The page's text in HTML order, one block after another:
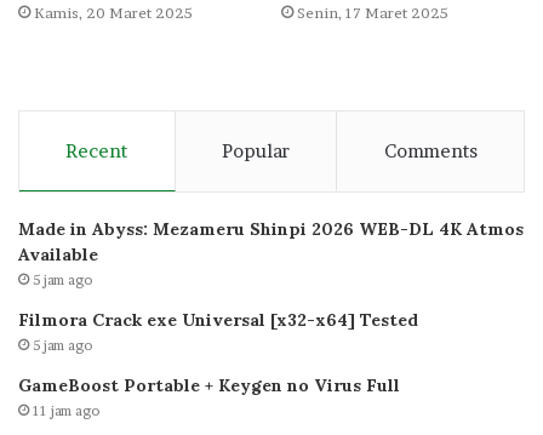
Kamis, 20 Maret 2025 Senin, 17 Maret 2025
Recent Popular Comments
Made in Abyss: Mezameru Shinpi 2026 WEB-DL 4K Atmos
Available
5 jam ago
Filmora Crack exe Universal [x32-x64] Tested
5 jam ago
GameBoost Portable + Keygen no Virus Full
11 jam ago